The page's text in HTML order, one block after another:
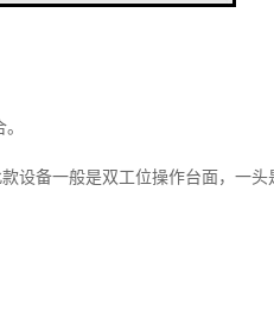
设备一般是双工位操作台面，一